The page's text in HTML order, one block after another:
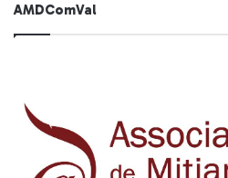
AMDComVal